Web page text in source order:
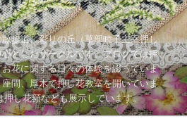
歩道。彩りの丘（草部睦子主宰押し
としたサークルです。ブログでは押
花に関する日々の体験を綴っていま
間、厚木で押し花教室を開いていま
し花額なども展示しています。